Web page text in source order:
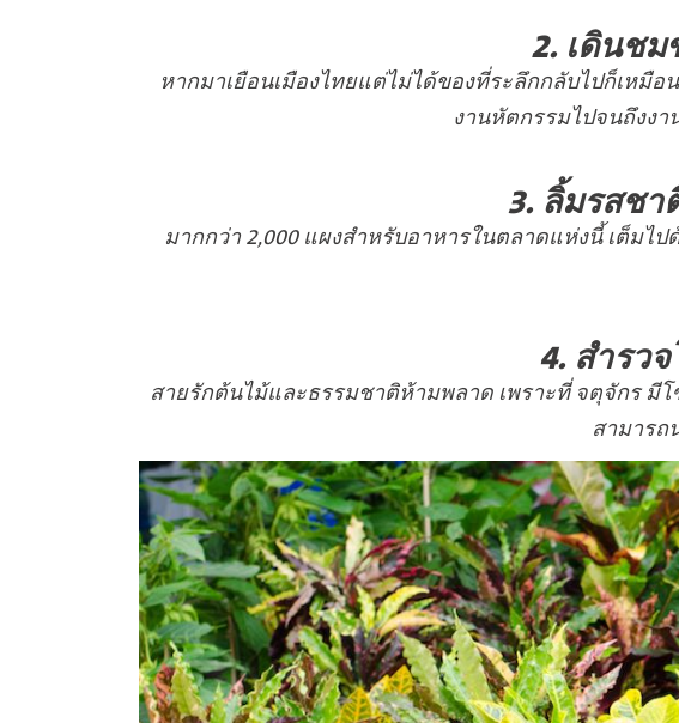
2. เดินชม
หากมาเยือนเมืองไทยแต่ไม่ได้ของที่ระลึกกลับไปก็เหมื
งานหัตกรรมไปจนถึงง
3. ลิ้มรสชา
มากกว่า 2,000 แผงสำหรับอาหารในตลาดแห่งนี้ เต็มไ
4. สำรว
สายรักต้นไม้และธรรมชาติห้ามพลาด เพราะที่ จตุจักร
สามารถ